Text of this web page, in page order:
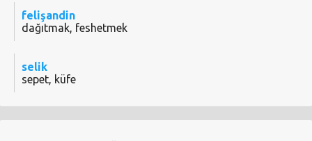
felişandin
dağıtmak, feshetmek
selik
sepet, küfe